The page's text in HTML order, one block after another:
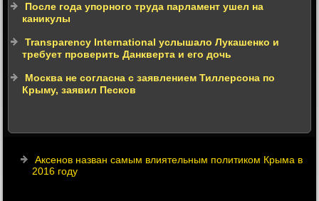
После года упорного труда парламент ушел на
каникулы
Transparency International услышало Лукашенко и
требует проверить Данкверта и его дочь
Москва не согласна с заявлением Тиллерсона по
Крыму, заявил Песков
Аксенов назван самым влиятельным политиком Крыма в
2016 году